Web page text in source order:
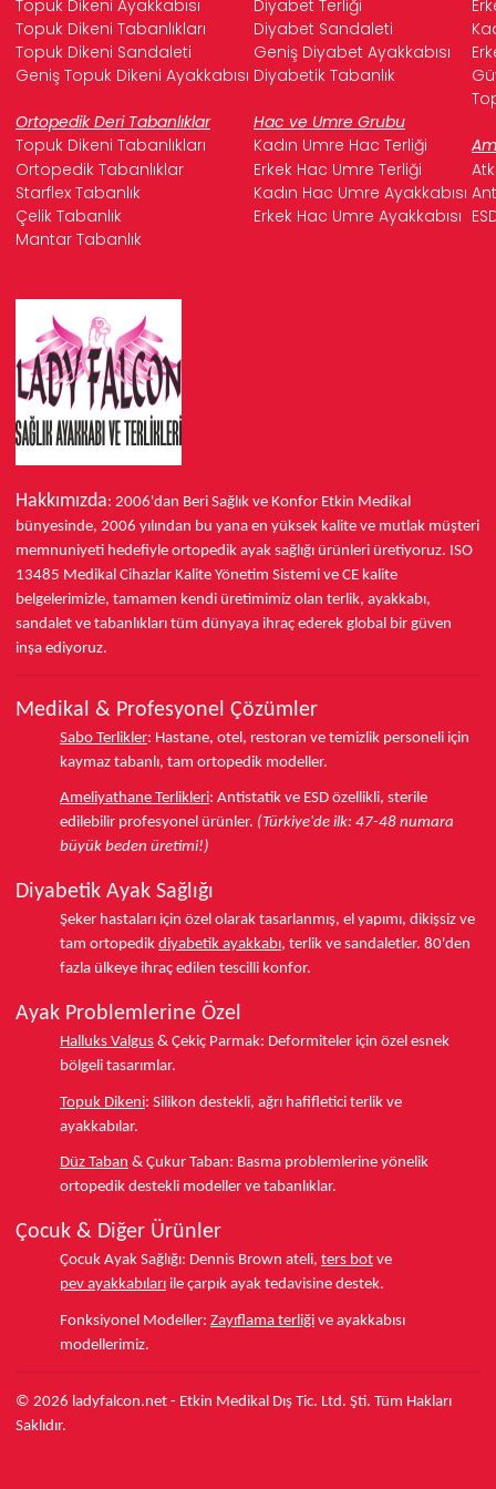
Topuk Dikeni Ayakkabısı
Diyabet Terliği
Topuk Dikeni Tabanlıkları
Diyabet Sandaleti
Topuk Dikeni Sandaleti
Geniş Diyabet Ayakkabısı
Geniş Topuk Dikeni Ayakkabısı Diyabetik Tabanlık
Ortopedik Deri Tabanlıklar
Hac ve Umre Grubu
Topuk Dikeni Tabanlıkları
Kadın Umre Hac Terliği
Ortopedik Tabanlıklar
Erkek Hac Umre Terliği
Starflex Tabanlık
Kadın Hac Umre Ayakkabısı
Çelik Tabanlık
Erkek Hac Umre Ayakkabısı
Mantar Tabanlık
Hakkımızda: 2006'dan Beri Sağlık ve Konfor Etkin Medikal
bünyesinde, 2006 yılından bu yana en yüksek kalite ve mutlak müşteri
memnuniyeti hedefiyle ortopedik ayak sağlığı ürünleri üretiyoruz. ISO
13485 Medikal Cihazlar Kalite Yönetim Sistemi ve CE kalite
belgelerimizle, tamamen kendi üretimimiz olan terlik, ayakkabı,
sandalet ve tabanlıkları tüm dünyaya ihraç ederek global bir güven
inşa ediyoruz.
Medikal & Profesyonel Çözümler
Sabo Terlikler: Hastane, otel, restoran ve temizlik personeli için
kaymaz tabanlı, tam ortopedik modeller.
Ameliyathane Terlikleri: Antistatik ve ESD özellikli, sterile
edilebilir profesyonel ürünler. (Türkiye'de ilk: 47-48 numara
büyük beden üretimi!)
Diyabetik Ayak Sağlığı
Şeker hastaları için özel olarak tasarlanmış, el yapımı, dikişsiz ve
tam ortopedik diyabetik ayakkabı, terlik ve sandaletler. 80'den
fazla ülkeye ihraç edilen tescilli konfor.
Ayak Problemlerine Özel
Halluks Valgus & Çekiç Parmak: Deformiteler için özel esnek
bölgeli tasarımlar.
Topuk Dikeni: Silikon destekli, ağrı hafifletici terlik ve
ayakkabılar.
Düz Taban & Çukur Taban: Basma problemlerine yönelik
ortopedik destekli modeller ve tabanlıklar.
Çocuk & Diğer Ürünler
Çocuk Ayak Sağlığı: Dennis Brown ateli, ters bot ve
pev ayakkabıları ile çarpık ayak tedavisine destek.
Fonksiyonel Modeller: Zayıflama terliği ve ayakkabısı
modellerimiz.
© 2026 ladyfalcon.net - Etkin Medikal Dış Tic. Ltd. Şti. Tüm Hakları
Saklıdır.